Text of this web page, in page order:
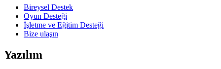
Bireysel Destek
Oyun Desteği
İşletme ve Eğitim Desteği
Bize ulaşın
Yazılım